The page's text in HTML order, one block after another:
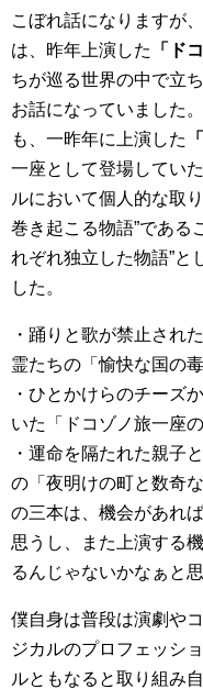
こぼれ話になりますが
は、昨年上演した
「ド
ちが巡る世界の中で立
お話になっていました
も、一昨年に上演した
一座として登場してい
ルにおいて個人的な取
巻き起こる物語”である
れぞれ独立した物語”と
した。
・踊りと歌が禁止され
霊たちの「愉快な国の毒
・ひとかけらのチーズ
いた「ドコゾノ旅一座の
・運命を隔たれた親子
の「夜明けの町と数奇な
の三本は、機会があれ
思うし、また上演する
るんじゃないかなぁと思
僕自身は普段は演劇や
ジカルのプロフェッシ
ルともなると取り組み